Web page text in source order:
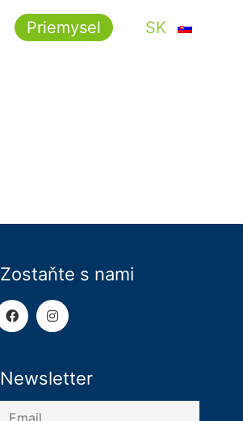
Priemysel SK
Zostaňte s nami
Newsletter